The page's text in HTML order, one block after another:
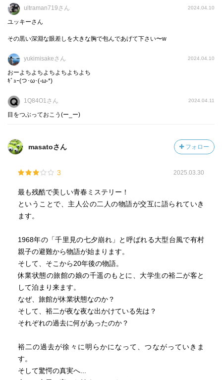
こんな終わり方でええの？？？
クズもの読み過ぎかも(^_^;)
ultraman719さん 2024.04.10
ユッキーさん
その黒い深淵な眼差しを大きな胸で包んであげて下さい〜w
yukimisakeさん 2024.04.10
おーよちよちよちよちよちよち
ｷﾞｭｰ(つ･ω･(-ω-*)
1Q84O1さん 2024.04.11
目をつぶっておこう(ー_ー)
masatoさん フォロー
3 2025.03.30
最も残酷で美しい青春ミステリー！
ということで、主人公の二人の物語が交互に語られていき
ます。
1968年の「千里見の七夕崩れ」と呼ばれる大型台風で有村
親子の避難から物語が始まります。
そして、そこから20年後の物語。
休業状態の旅館の娘の千遥のもとに、大学生の裕二が客と
して泊まり来ます。
なぜ、旅館が休業状態なのか？
そして、裕二が夜な夜な出かけている先は？
それぞれの過去に何があったのか？
裕二の過去が徐々に明らかになって、つながっていきま
す。
そして驚愕の真実へ...